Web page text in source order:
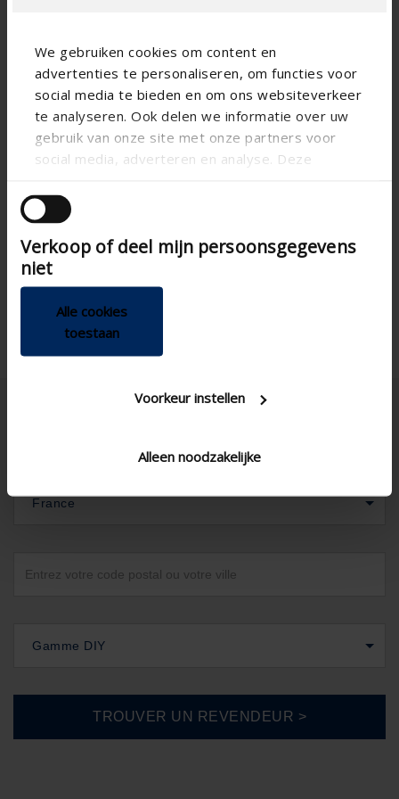
We gebruiken cookies om content en
advertenties te personaliseren, om functies voor
social media te bieden en om ons websiteverkeer
te analyseren. Ook delen we informatie over uw
gebruik van onze site met onze partners voor
social media, adverteren en analyse. Deze
andere informatie die u aan ze heeft verstrekt of
die ze hebben verzameld op basis van uw gebruik
van hun services.
Verkoop of deel mijn persoonsgegevens
niet
Alle cookies
toestaan
Voorkeur instellen
Alleen noodzakelijke
France
Gamme DIY